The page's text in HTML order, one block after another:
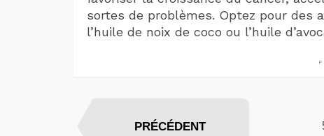
sortes de problèmes. Optez pour des
l’huile de noix de coco ou l’huile
PRÉCÉDENT